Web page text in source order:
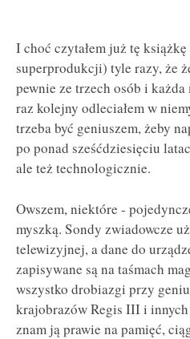
I choć czytałem już tę książkę
superprodukcji) tyle razy, że
pewnie ze trzech osób i każda
raz kolejny odleciałem w
trzeba być geniuszem, żeby
po ponad sześćdziesięciu
ale też technologicznie.
Owszem, niektóre -
myszką. Sondy zwiadowcze
telewizyjnej, a dane do
zapisywane są na taśmach
wszystko drobiazgi przy
krajobrazów Regis III i
znam ją prawie na pamięć,